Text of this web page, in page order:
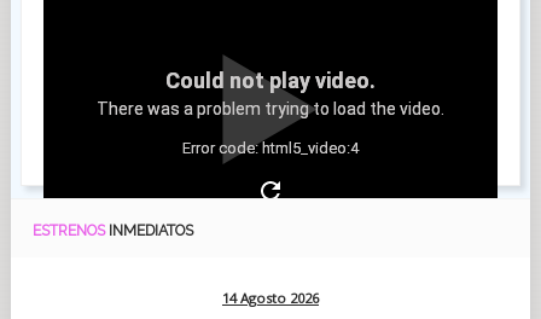
Could not play video.
There was a problem trying to load the video.
Error code: html5_video:4
ESTRENOS INMEDIATOS
14 Agosto 2026